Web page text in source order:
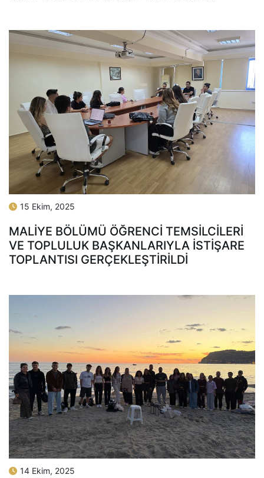
15 Ekim, 2025
MALIYE BÖLÜMÜ ÖĞRENCI TEMSILCILERI
VE TOPLULUK BAŞKANLARIYLA İSTIŞARE
TOPLANTISI GERÇEKLEŞTIRILDI
14 Ekim, 2025